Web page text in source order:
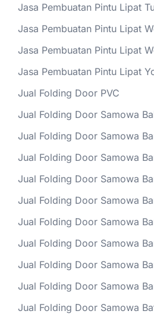
Jasa Pembuatan Pintu Lipat
Jasa Pembuatan Pintu Lipat
Jasa Pembuatan Pintu Lipat
Jasa Pembuatan Pintu Lipat
Jual Folding Door PVC
Jual Folding Door Samowa
Jual Folding Door Samowa
Jual Folding Door Samowa
Jual Folding Door Samowa
Jual Folding Door Samowa
Jual Folding Door Samowa
Jual Folding Door Samowa
Jual Folding Door Samowa
Jual Folding Door Samowa
Jual Folding Door Samowa